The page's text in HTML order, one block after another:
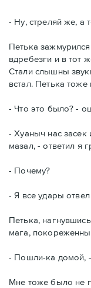
- Ну, стреляй же, а
Петька
вдребезги и в тот
Стали слышны
встал. Петька тоже
- Что это было? -
- Хуаныч нас засек
мазал, - ответил я
- Почему?
- Я все удары
Петька,
мага,
- Пошли-ка домой, -
Мне тоже было не